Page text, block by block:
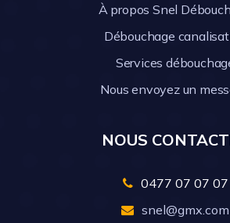
À propos Snel
Débouchage
Services
Nous envoyez un
NOUS
0477 07 07 07
snel@gmx.com